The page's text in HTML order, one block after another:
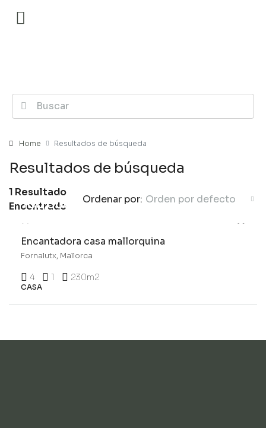
Home Resultados de búsqueda
Resultados de búsqueda
1 Resultado
Encontrado
Ordenar por: Orden por defecto
700,000€
Encantadora casa mallorquina
Fornalutx, Mallorca
4 1 230m2
CASA